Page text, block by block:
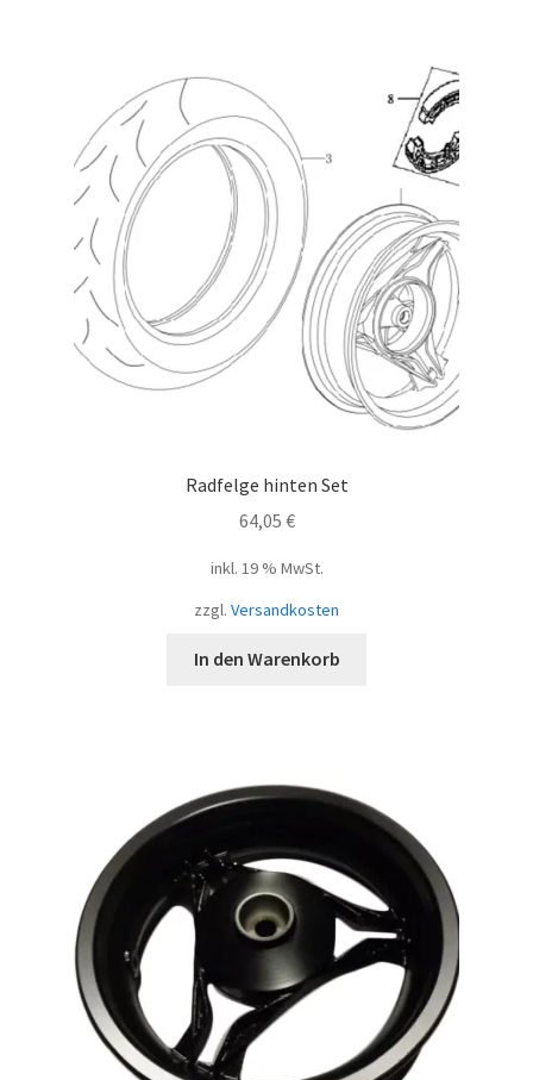
Radfelge hinten Set
64,05 €
inkl. 19 % MwSt.
zzgl. Versandkosten
In den Warenkorb